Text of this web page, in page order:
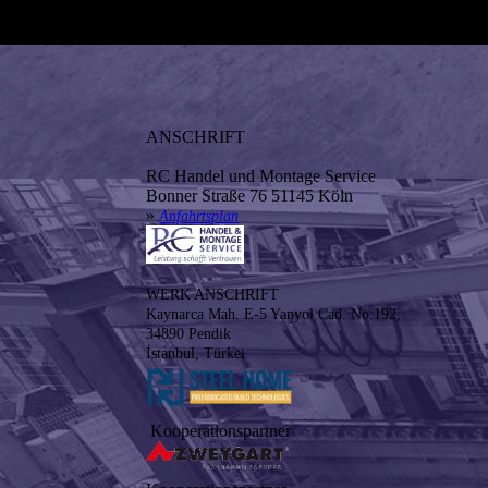
ANSCHRIFT
RC Handel und Montage Service
Bonner Straße 76 51145 Köln
»Anfahrtsplan
WERK ANSCHRIFT
Kaynarca Mah. E-5 Yanyol Cad. No:192,
34890 Pendik
İstanbul, Türkei
Kooperationspartner